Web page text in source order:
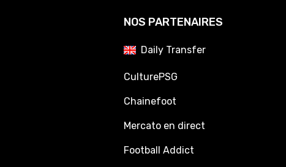
NOS PARTENAIRES
Daily Transfer
CulturePSG
Chainefoot
Mercato en direct
Football Addict